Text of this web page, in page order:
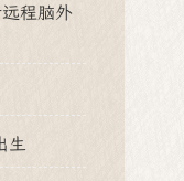
程脑外
生